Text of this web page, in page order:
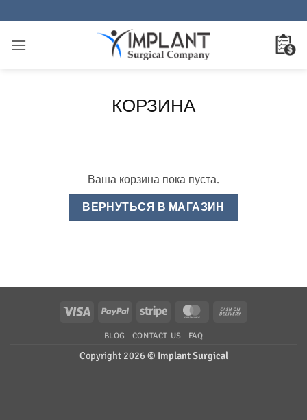
to
content
КОРЗИНА
Ваша корзина пока пуста.
ВЕРНУТЬСЯ В МАГАЗИН
Visa PayPal Stripe MasterCard
BLOG CONTACT US FAQ
Copyright 2026 © Implant Surgical